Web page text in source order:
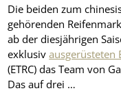
Die beiden zum
gehörenden
ab der diesjährigen
exklusivausgerüsteten
(ETRC) das Team von
Das auf drei …